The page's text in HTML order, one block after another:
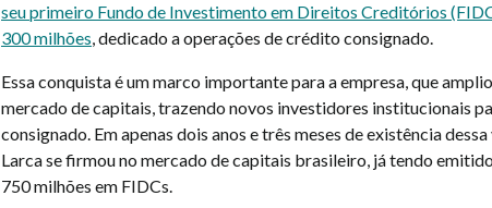
seu primeiro Fundo de Investimento em Direitos Creditórios
300 milhões, dedicado a operações de crédito consignado.
Essa conquista é um marco importante para a empresa, que
mercado de capitais, trazendo novos investidores institucionais
consignado. Em apenas dois anos e três meses de existência
Larca se firmou no mercado de capitais brasileiro, já tendo
750 milhões em FIDCs.